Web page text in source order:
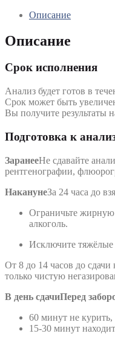
Описание
Описание
Срок исполнения
Анализ будет готов в
Срок может быть
Вы получите результаты
Подготовка к
ЗаранееНе сдавайте
рентгенографии,
НаканунеЗа 24 часа до
Ограничьте
алкоголь.
Исключите тяжёлые
От 8 до 14 часов до
только чистую
В день сдачиПеред
60 минут не курить,
15-30 минут